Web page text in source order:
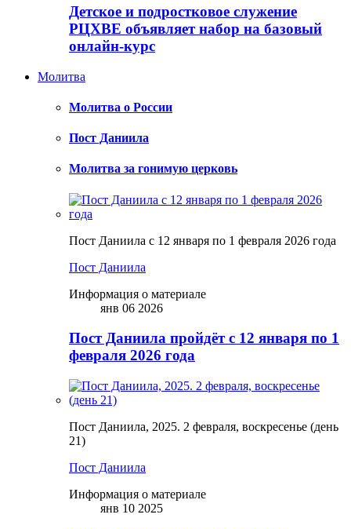
Детское и подростковое служение
РЦХВЕ объявляет набор на базовый
онлайн-курс
Молитва
Молитва о России
Пост Даниила
Молитва за гонимую церковь
Пост Даниила с 12 января по 1 февраля 2026 года
Пост Даниила
Информация о материале
янв 06 2026
Пост Даниила пройдёт с 12 января по 1
февраля 2026 года
Пост Даниила, 2025. 2 февраля, воскресенье (день
21)
Пост Даниила
Информация о материале
янв 10 2025